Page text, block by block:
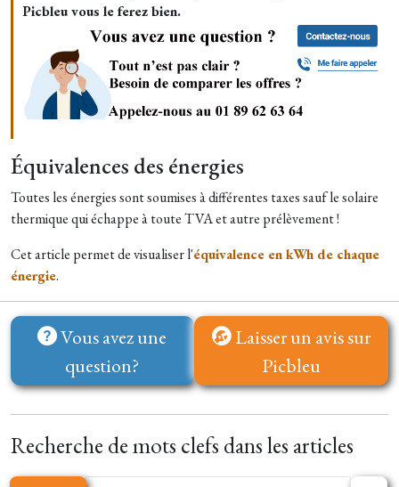
Picbleu vous le ferez bien.
Équivalences des énergies
Toutes les énergies sont soumises à différentes taxes sauf le solaire
thermique qui échappe à toute TVA et autre prélèvement !
Cet article permet de visualiser l'équivalence en kWh de chaque
énergie.
Vous avez une
question?
Laisser un avis sur
Picbleu
Recherche de mots clefs dans les articles